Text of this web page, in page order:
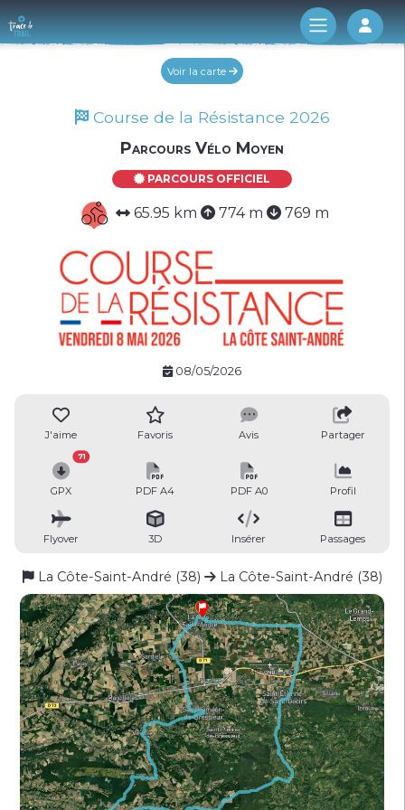
Log
Voir la carte
Course de la Résistance 2026
Parcours Vélo Moyen
PARCOURS OFFICIEL
65.95 km 774 m 769 m
08/05/2026
J'aime Favoris Avis Partager
GPX
71
PDF A4 PDF A0 Profil
Flyover 3D Insérer Passages
La Côte-Saint-André (38) La Côte-Saint-André (38)